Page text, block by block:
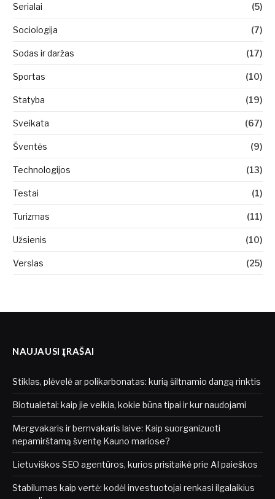
Serialai (5)
Sociologija (7)
Sodas ir daržas (17)
Sportas (10)
Statyba (19)
Sveikata (67)
Šventės (9)
Technologijos (13)
Testai (1)
Turizmas (11)
Užsienis (10)
Verslas (25)
NAUJAUSI ĮRAŠAI
Stiklas, plėvelė ar polikarbonatas: kurią šiltnamio dangą rinktis
Biotualetai: kaip jie veikia, kokie būna tipai ir kur naudojami
Mergvakaris ir bernvakaris laive: Kaip suorganizuoti
nepamirštamą šventę Kauno mariose?
Lietuviškos SEO agentūros, kurios prisitaikė prie AI paieškos
Stabilumas kaip vertė: kodėl investuotojai renkasi ilgalaikius